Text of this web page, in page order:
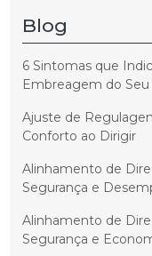
Blog
6 Sintomas que
Embreagem do Seu
Ajuste de
Conforto ao Dirigir
Alinhamento de
Segurança e
Alinhamento de
Segurança e